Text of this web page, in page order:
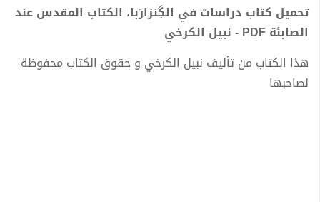
تحميل كتاب دراسات في الگِنزارَبا، الكتاب المقدس عند
الصابئة PDF - نبيل الكرخي
هذا الكتاب من تأليف نبيل الكرخي و حقوق الكتاب محفوظة
لصاحبها